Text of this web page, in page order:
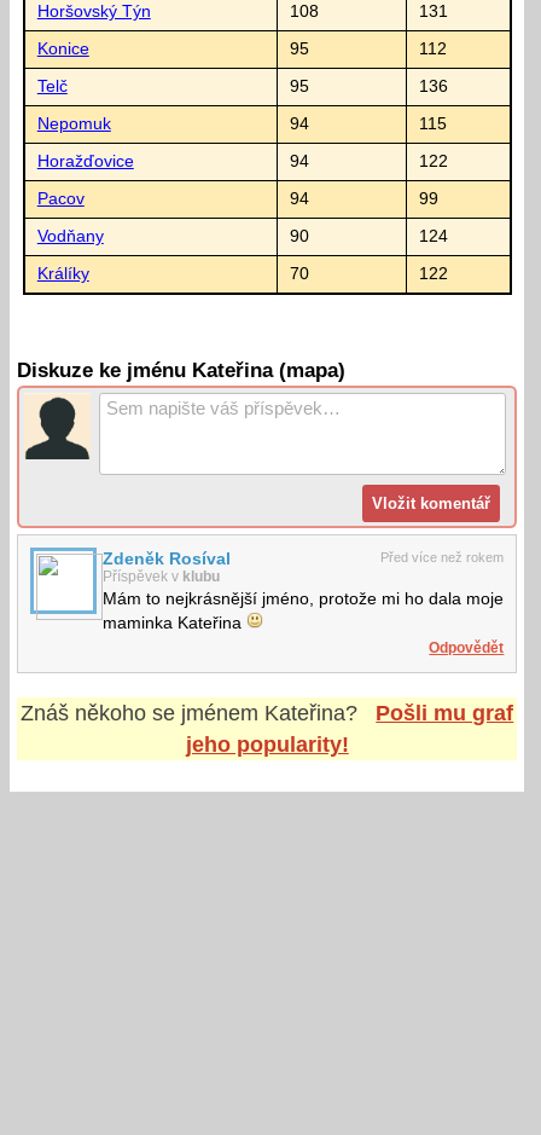
Horšovský Týn 108 131
Konice 95 112
Telč 95 136
Nepomuk 94 115
Horažďovice 94 122
Pacov 94 99
Vodňany 90 124
Králíky 70 122
Diskuze ke jménu Kateřina (mapa)
Před více než rokem
Zdeněk Rosíval
Příspěvek v klubu
Mám to nejkrásnější jméno, protože mi ho dala moje
maminka Kateřina
Odpovědět
Znáš někoho se jménem Kateřina?
Pošli mu graf
jeho popularity!